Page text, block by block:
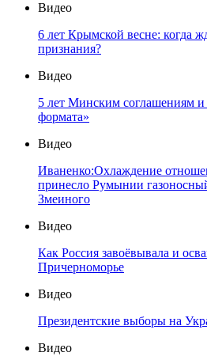
Видео
6 лет Крымской весне: когда
признания?
Видео
5 лет Минским соглашениям
формата»
Видео
Иваненко:Охлаждение
принесло Румынии
Змеиного
Видео
Как Россия завоёвывала и
Причерноморье
Видео
Президентские выборы на
Видео